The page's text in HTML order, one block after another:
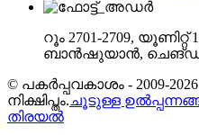
റൂം 2701-2709, യൂണിറ്റ്
ബാൻഷുയാൻ,
© പകർപ്പവകാശം - 2009-
നിക്ഷിപ്തം. ചൂടുള്ള
തിരയൽ